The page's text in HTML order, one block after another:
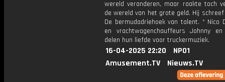
wereld veranderen, maar raakte toch
de wereld van het grote geld. Hij
De bermudadriehoek van talent. * Nico
en vrachtwagenchauffeurs Johnny en
delen hun liefde voor truckermuziek.
16-04-2025 22:20
NPO1
Amusement.TV
Nieuws.TV